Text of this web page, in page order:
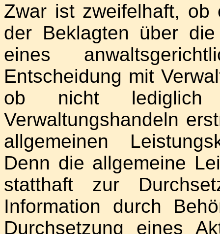
Zwar ist zweifelhaft,
der Beklagten über
eines
Entscheidung mit
ob nicht lediglich
Verwaltungshandeln
allgemeinen
Denn die allgemeine
statthaft zur
Information durch
Durchsetzung eines